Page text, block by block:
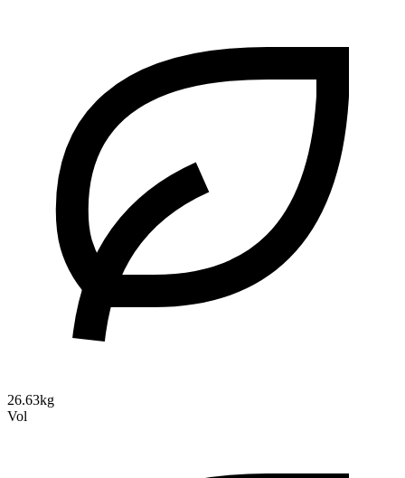
26.63kg
Vol